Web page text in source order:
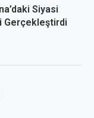
Siyasi
Gerçekleştirdi